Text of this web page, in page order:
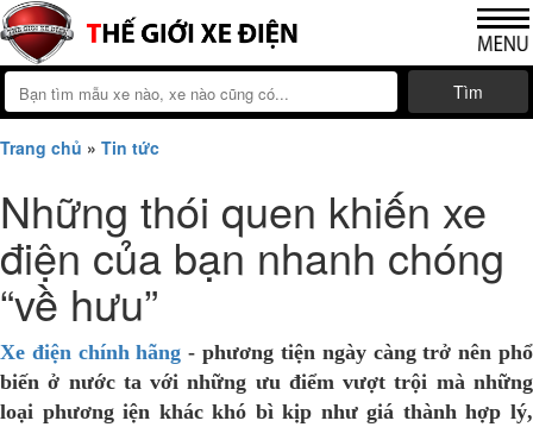
Tìm
Trang chủ » Tin tức
Những thói quen khiến xe
điện của bạn nhanh chóng
“về hưu”
Xe điện chính hãng - phương tiện ngày càng trở nên phổ
biến ở nước ta với những ưu điểm vượt trội mà những
loại phương iện khác khó bì kịp như giá thành hợp lý,